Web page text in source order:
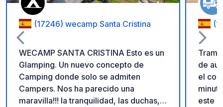
(17246) wecamp Santa Cristina
WECAMP SANTA CRISTINA Esto es un
Glamping. Un nuevo concepto de
Camping donde solo se admiten
Campers. Nos ha parecido una
maravilla!!! la tranquilidad, las duchas,
de
el
este